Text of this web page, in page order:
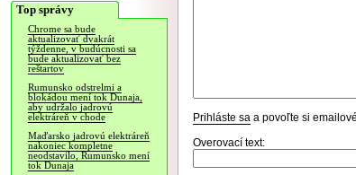
Top správy
Chrome sa bude
aktualizovať dvakrát
týždenne, v budúcnosti sa
bude aktualizovať bez
reštartov
Rumunsko odstrelmi a
blokádou mení tok Dunaja,
aby udržalo jadrovú
elektráreň v chode
Maďarsko jadrovú elektráreň
nakoniec kompletne
neodstavilo, Rumunsko mení
tok Dunaja
Prihláste sa a povoľte si
Overovací text: